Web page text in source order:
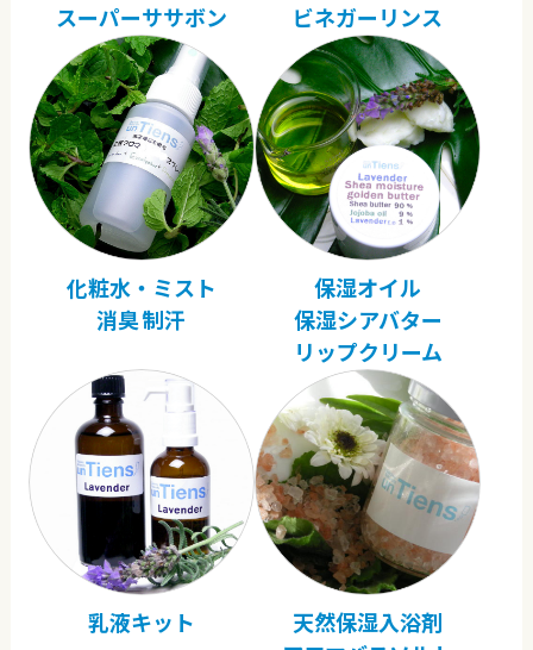
スーパーササボン
ビネガーリンス
化粧水・ミスト
消臭 制汗
保湿オイル
保湿シアバター
リップクリーム
乳液キット
天然保湿入浴剤